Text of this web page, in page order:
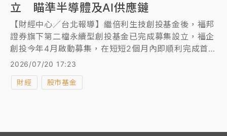
立 瞄準半導體及AI供應鏈
【財經中心／台北報導】繼倍利生技創投基金後，福邦
證券旗下第二檔永續型創投基金已完成募集設立，福企
創投今年4月啟動募集，在短短2個月內即順利完成首階
段6.25億元的股款繳納，並於6月正式成立，預計明年
底將再增資至12.5億元，追隨倍利生技創投的成功模
式，以永續經營及上市櫃為目標，規畫於118年登錄興
2026/07/20 17:23
財經 股市基金